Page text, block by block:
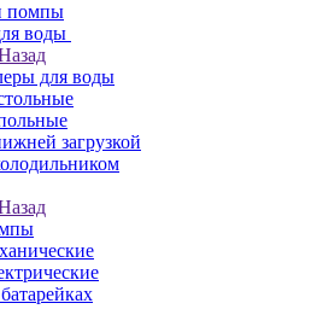
помпы
воды
для воды
загрузкой